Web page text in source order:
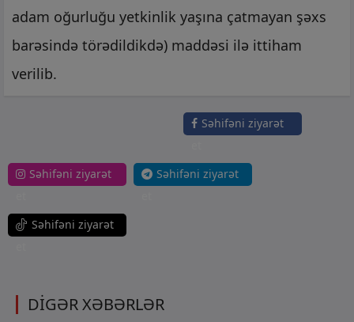
adam oğurluğu yetkinlik yaşına çatmayan şəxs
barəsində törədildikdə) maddəsi ilə ittiham
verilib.
Səhifəni ziyarət
Səhifəni ziyarət
Səhifəni ziyarət
Səhifəni ziyarət
DİGƏR XƏBƏRLƏR